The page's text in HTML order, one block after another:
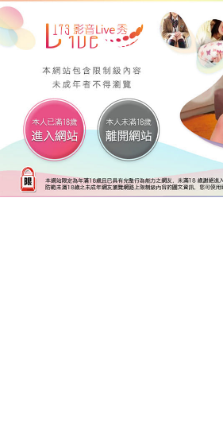
後台管理 網站設定 版型列表 修改版型內容